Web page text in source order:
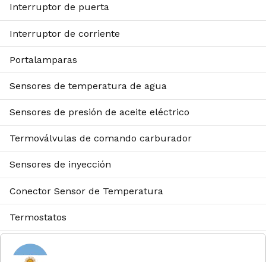
Interruptor de puerta
Interruptor de corriente
Portalamparas
Sensores de temperatura de agua
Sensores de presión de aceite eléctrico
Termoválvulas de comando carburador
Sensores de inyección
Conector Sensor de Temperatura
Termostatos